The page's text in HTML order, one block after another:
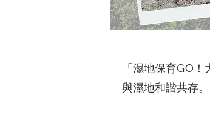
「濕地保育GO
與濕地和諧共存。